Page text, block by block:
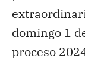
domingo 1
proceso